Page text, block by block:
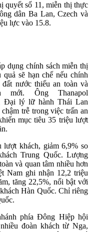
quyết số 11, miễn thị thực
dân Ba Lan, Czech và
lực vào 15.8.
dụng chính sách miễn thị
sẽ hạn chế nếu chính
nước thiếu an toàn và
Ông Thanapol
Đại lý lữ hành Thái Lan
trễ trong việc trấn an
mục tiêu 35 triệu lượt
khách, giảm 6,9% so
Trung Quốc. Lượng
và quan tâm nhiều hơn
Nam ghi nhận 12,2 triệu
tăng 22,5%, nổi bật với
Hàn Quốc. Chỉ riêng
phía Đông Hiệp hội
đoàn khách từ Nga,